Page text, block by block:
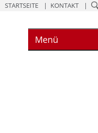
STARTSEITE KONTAKT
Menü